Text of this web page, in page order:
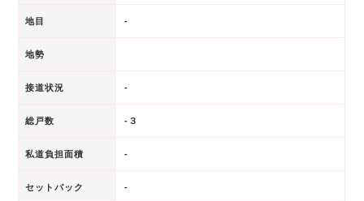
地目 -
地勢
接道状況 -
総戸数 -３
私道負担面積 -
セットバック -